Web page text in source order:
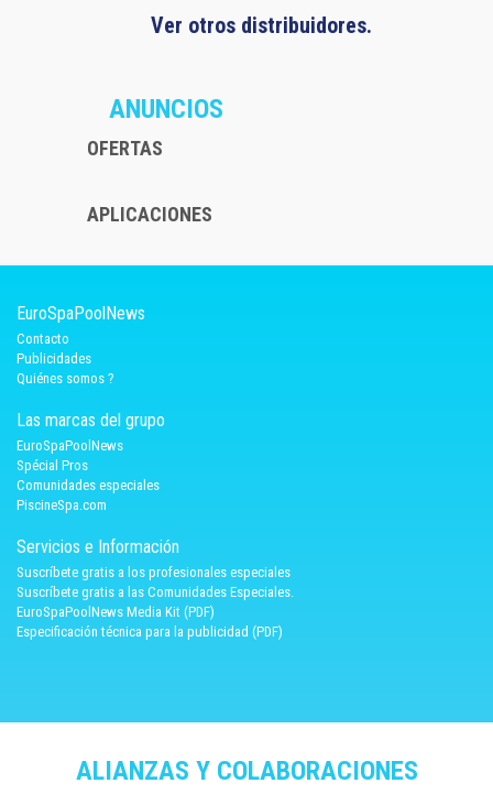
Ver otros distribuidores.
ANUNCIOS
OFERTAS
APLICACIONES
EuroSpaPoolNews
Contacto
Publicidades
Quiénes somos ?
Las marcas del grupo
EuroSpaPoolNews
Spécial Pros
Comunidades especiales
PiscineSpa.com
Servicios e Información
Suscríbete gratis a los profesionales especiales
Suscríbete gratis a las Comunidades Especiales.
EuroSpaPoolNews Media Kit (PDF)
Especificación técnica para la publicidad (PDF)
ALIANZAS Y COLABORACIONES